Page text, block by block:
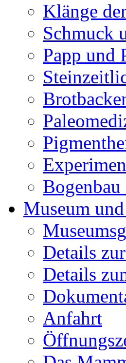
Klänge
Schmuck
Papp und
Museum
Details
Details
Anfahrt